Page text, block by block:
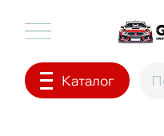
Каталог